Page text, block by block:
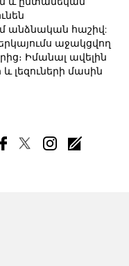
անձնական հաշիվ:
աջակցվող
Իմանալ ավելին
լեզուների մասին